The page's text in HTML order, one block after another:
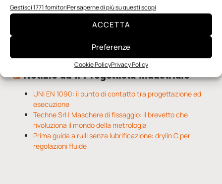
Gestisci 1771 fornitoriPer saperne di più su questi scopi
ACCETTA
Preferenze
Cookie PolicyPrivacy Policy
Una nuova mano robotica passa da una pinza all’altra
con un singolo motore
Applicazioni della fluidodinamica computazionale (CFD)
Notizie da Il Progettista Industriale
UNI EN 1090: il punto di contatto tra progettazione ed
esecuzione
Techne Srl | Maschere di fissaggio: il brevetto che
rivoluziona il mondo della metrologia
Prima guida a rulli senza lubrificazione: drylin C per
regolazioni fluide